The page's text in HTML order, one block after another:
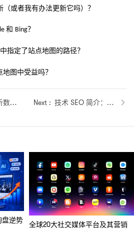
或者我有办法更新它吗）？
和 Bing？
指定了站点地图的路径？
地图中受益吗？
情况 技术 SEO 简介：改进抓取和索引以获得更好的排名的指南
盘逆势
全球20大社交媒体平台及其营销